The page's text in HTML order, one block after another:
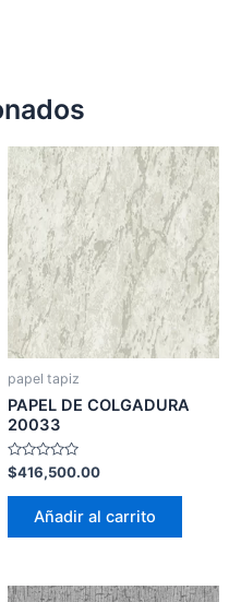
papel tapiz
PAPEL DE COLGADURA
20033
Valorado
con
0
$416,500.00
Añadir al carrito